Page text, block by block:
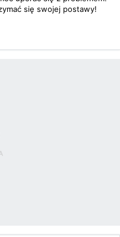
się swojej postawy!